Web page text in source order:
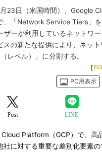
23日（米国時間）、Google
、「Network Service Tiers」を
ザーが利用しているネットワ
スの新たな提供により、ネッ
レベル）」に分割する。
[
PC用表示
Post LINE
Platform（GCP）で、高
社に対する重要な差別化要素の